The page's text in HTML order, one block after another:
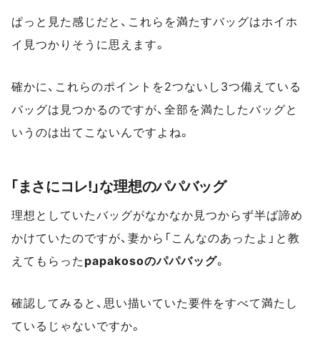
ぱっと見た感じだと、これらを満たすバッグはホイホ
イ見つかりそうに思えます。
確かに、これらのポイントを2つないし3つ備えている
バッグは見つかるのですが、全部を満たしたバッグと
いうのは出てこないんですよね。
「まさにコレ!」な理想のパパバッグ
理想としていたバッグがなかなか見つからず半ば諦め
かけていたのですが、妻から「こんなのあったよ」と教
えてもらった papakosoのパパバッグ。
確認してみると、思い描いていた要件をすべて満たし
ているじゃないですか。